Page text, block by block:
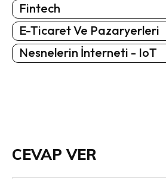
Fintech
E-Ticaret Ve Pazaryerleri
Nesnelerin İnterneti - IoT
CEVAP VER